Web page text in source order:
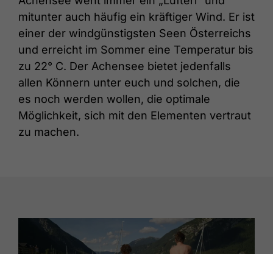
mitunter auch häufig ein kräftiger Wind. Er ist
einer der windgünstigsten Seen Österreichs
und erreicht im Sommer eine Temperatur bis
zu 22° C. Der Achensee bietet jedenfalls
allen Könnern unter euch und solchen, die
es noch werden wollen, die optimale
Möglichkeit, sich mit den Elementen vertraut
zu machen.